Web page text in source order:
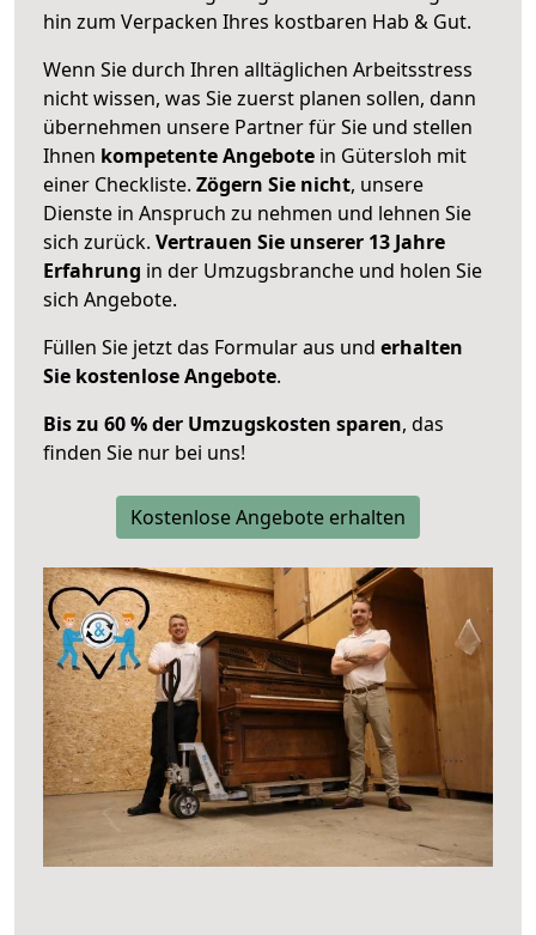
hin zum Verpacken Ihres kostbaren Hab & Gut.
Wenn Sie durch Ihren alltäglichen Arbeitsstress
nicht wissen, was Sie zuerst planen sollen, dann
übernehmen unsere Partner für Sie und stellen
Ihnen kompetente Angebote in Gütersloh mit
einer Checkliste. Zögern Sie nicht, unsere
Dienste in Anspruch zu nehmen und lehnen Sie
sich zurück. Vertrauen Sie unserer 13 Jahre
Erfahrung in der Umzugsbranche und holen Sie
sich Angebote.
Füllen Sie jetzt das Formular aus und erhalten
Sie kostenlose Angebote.
Bis zu 60 % der Umzugskosten sparen, das
finden Sie nur bei uns!
Kostenlose Angebote erhalten